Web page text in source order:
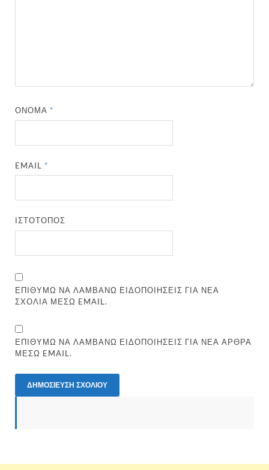
ΌΝΟΜΑ*
EMAIL*
ΙΣΤΌΤΟΠΟΣ
ΕΠΙΘΥΜΏ ΝΑ ΛΑΜΒΆΝΩ ΕΙΔΟΠΟΙΉΣΕΙΣ ΓΙΑ ΝΈΑ
ΣΧΌΛΙΑ ΜΈΣΩ EMAIL.
ΕΠΙΘΥΜΏ ΝΑ ΛΑΜΒΆΝΩ ΕΙΔΟΠΟΙΉΣΕΙΣ ΓΙΑ ΝΈΑ ΆΡΘΡΑ
ΜΈΣΩ EMAIL.